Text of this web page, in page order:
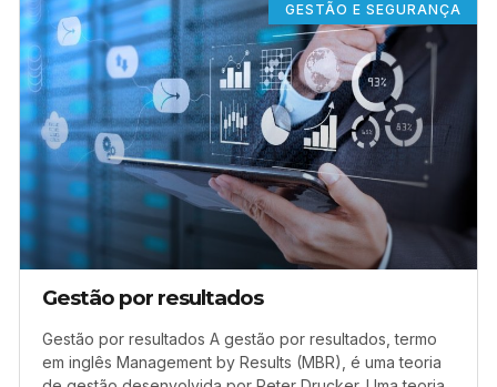
GESTÃO E SEGURANÇA
Gestão por resultados
Gestão por resultados A gestão por resultados, termo
em inglês Management by Results (MBR), é uma teoria